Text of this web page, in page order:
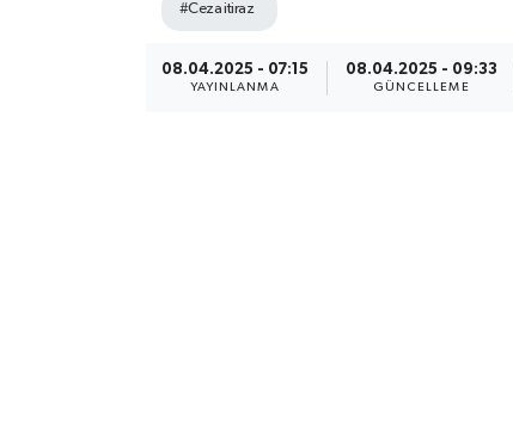
#Ceza itiraz
08.04.2025 - 07:15
YAYINLANMA
08.04.2025 - 09:33
GÜNCELLEME